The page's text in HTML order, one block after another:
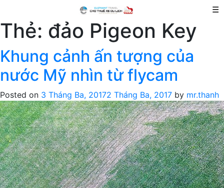
☰
Thẻ: đảo Pigeon Key
Khung cảnh ấn tượng của
nước Mỹ nhìn từ flycam
Posted on 3 Tháng Ba, 20172 Tháng Ba, 2017 by mr.thanh